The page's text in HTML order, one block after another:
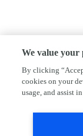
We value your
By clicking
cookies on your
usage, and assist